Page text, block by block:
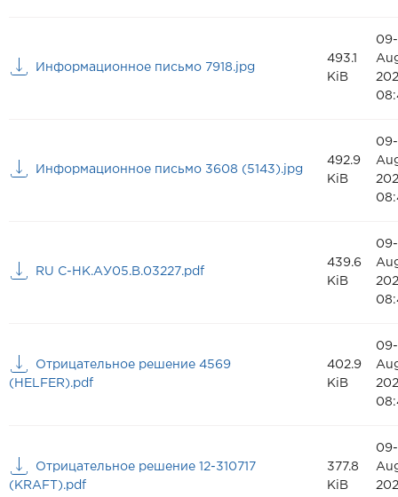
Информационное письмо 7918.jpg
493.1
KiB
09-
Информационное письмо 3608 (5143).jpg
492.9
KiB
09-
RU C-HK.АУ05.В.03227.pdf
439.6
KiB
09-
Отрицательное решение 4569
(HELFER).pdf
402.9
KiB
09-
Отрицательное решение 12-310717
(KRAFT).pdf
377.8
KiB
09-